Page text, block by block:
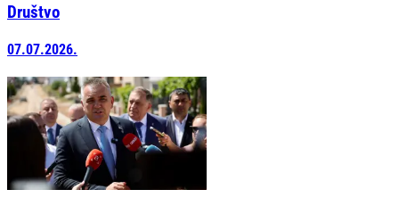
Društvo
07.07.2026.